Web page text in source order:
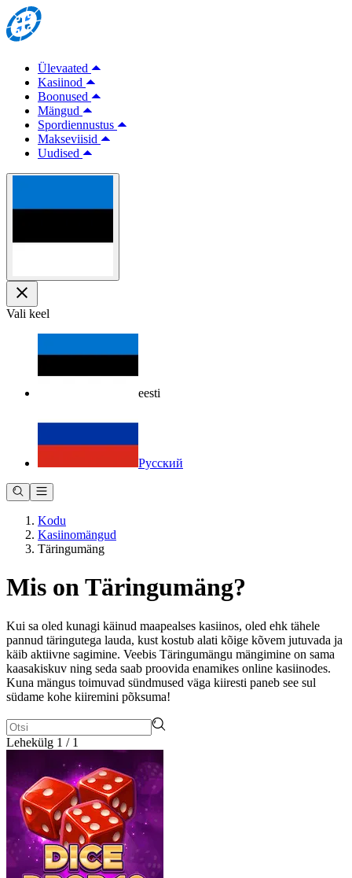
Ülevaated
Kasiinod
Boonused
Mängud
Spordiennustus
Makseviisid
Uudised
Vali keel
eesti
Русский
Kodu
Kasiinomängud
Täringumäng
Mis on Täringumäng?
Kui sa oled kunagi käinud maapealses kasiinos, oled ehk tähele
pannud täringutega lauda, kust kostub alati kõige kõvem jutuvada ja
käib aktiivne sagimine. Veebis Täringumängu mängimine on sama
kaasakiskuv ning seda saab proovida enamikes online kasiinodes.
Kuna mängus toimuvad sündmused väga kiiresti paneb see sul
südame kohe kiiremini põksuma!
Lehekülg 1 / 1